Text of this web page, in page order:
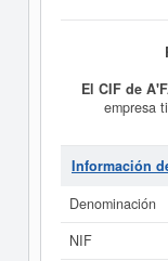
El CIF de
empresa
fue creada el
de bienes
S.L.
cuenta
Información
Denominación
NIF